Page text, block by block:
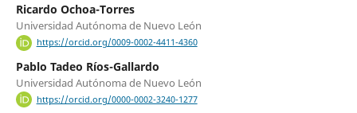
Ricardo Ochoa-Torres
Universidad Autónoma de Nuevo León
https://orcid.org/0009-0002-4411-4360
Pablo Tadeo Ríos-Gallardo
Universidad Autónoma de Nuevo León
https://orcid.org/0000-0002-3240-1277